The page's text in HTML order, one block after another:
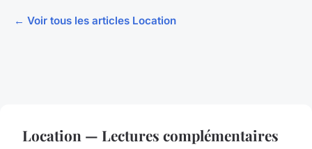
← Voir tous les articles Location
Location — Lectures complémentaires